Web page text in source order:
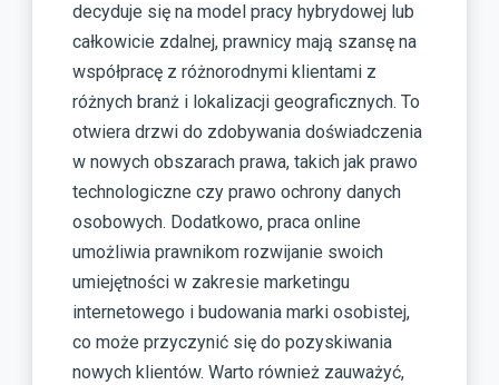
decyduje się na model pracy hybrydowej lub
całkowicie zdalnej, prawnicy mają szansę na
współpracę z różnorodnymi klientami z
różnych branż i lokalizacji geograficznych. To
otwiera drzwi do zdobywania doświadczenia
w nowych obszarach prawa, takich jak prawo
technologiczne czy prawo ochrony danych
osobowych. Dodatkowo, praca online
umożliwia prawnikom rozwijanie swoich
umiejętności w zakresie marketingu
internetowego i budowania marki osobistej,
co może przyczynić się do pozyskiwania
nowych klientów. Warto również zauważyć,